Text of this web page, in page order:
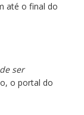
até o final do
ser
o portal do